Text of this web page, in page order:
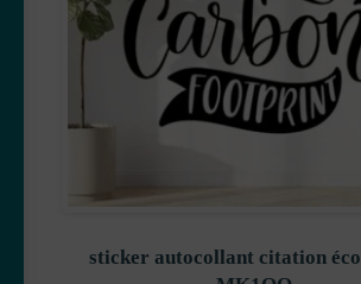
sticker autocollant citation